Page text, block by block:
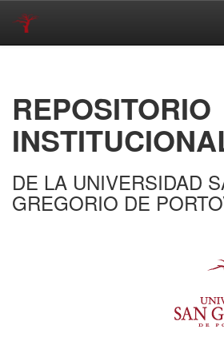
REPOSITORIO
DE LA UNIVERSIDAD
GREGORIO DE